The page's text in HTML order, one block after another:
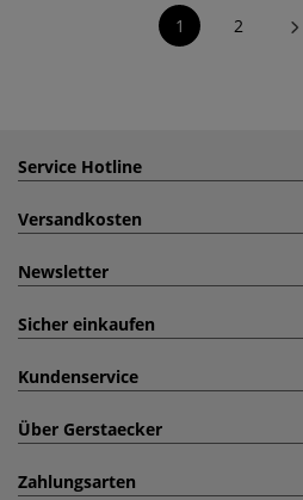
1 2
Service Hotline
Versandkosten
Newsletter
Sicher einkaufen
Kundenservice
Über Gerstaecker
Zahlungsarten